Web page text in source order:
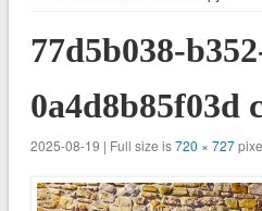
77d5b038-
0a4d8b85f03d
2025-08-19 | Full size is720 × 727